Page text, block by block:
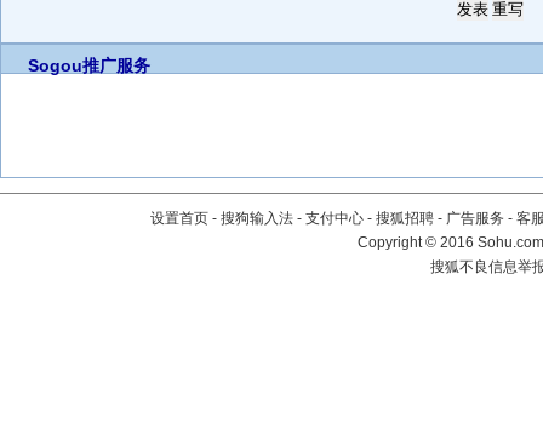
Sogou推广服务
设置首页 - 搜狗输入法 - 支付中心 - 搜狐招聘 - 广告服务 - 客
Copyright©2016
搜狐不良信息举